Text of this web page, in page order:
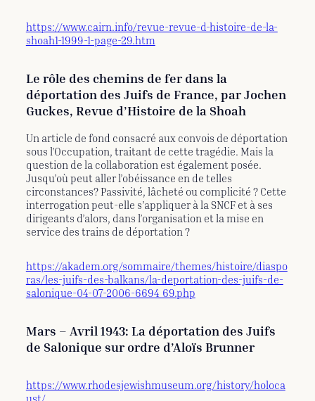
https://www.cairn.info/revue-revue-d-histoire-de-la-
shoah1-1999-1-page-29.htm
Le rôle des chemins de fer dans la
déportation des Juifs de France, par Jochen
Guckes, Revue d’Histoire de la Shoah
Un article de fond consacré aux convois de déportation
sous l’Occupation, traitant de cette tragédie. Mais la
question de la collaboration est également posée.
Jusqu’où peut aller l’obéissance en de telles
circonstances? Passivité, lâcheté ou complicité ? Cette
interrogation peut-elle s’appliquer à la SNCF et à ses
dirigeants d’alors, dans l’organisation et la mise en
service des trains de déportation ?
https://akadem.org/sommaire/themes/histoire/diaspo
ras/les-juifs-des-balkans/la-deportation-des-juifs-de-
salonique-04-07-2006-6694_69.php
Mars – Avril 1943: La déportation des Juifs
de Salonique sur ordre d’Aloïs Brunner
https://www.rhodesjewishmuseum.org/history/holoca
ust/